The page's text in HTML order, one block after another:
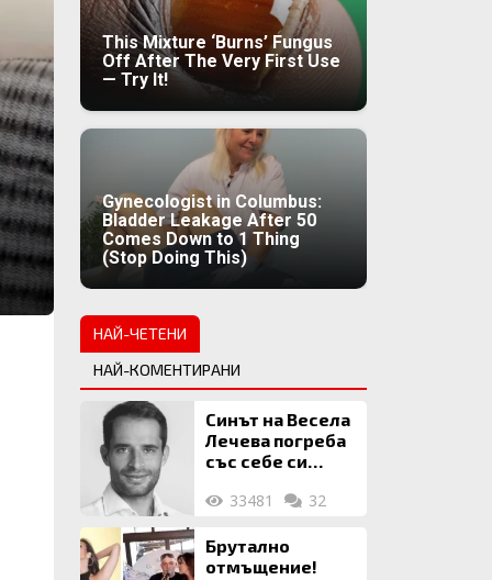
This Mixture ‘Burns’ Fungus
Off After The Very First Use
— Try It!
Gynecologist in Columbus:
Bladder Leakage After 50
Comes Down to 1 Thing
(Stop Doing This)
НАЙ-ЧЕТЕНИ
НАЙ-КОМЕНТИРАНИ
Синът на Весела
Лечева погреба
със себе си
млн. евро
33481 32
Брутално
отмъщение!